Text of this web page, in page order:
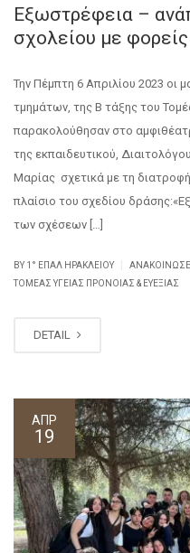
Εξωστρέφεια –
σχολείου με
Την Πέμπτη 6 Απριλίου 2023 οι
τμημάτων, της Β τάξης του
παρακολούθησαν στο
της εκπαιδευτικού,
Μαρίας σχετικά με τη
πλαίσιο του σχεδίου
των σχέσεων […]
BY1° ΕΠΑΛ ΗΡΑΚΛΕΊΟΥ
ΤΟΜΈΑΣ ΥΓΕΊΑΣ ΠΡΌΝΟΙΑΣ & ΕΥΕΞΊΑΣ
DETAIL
ΑΠΡ
19